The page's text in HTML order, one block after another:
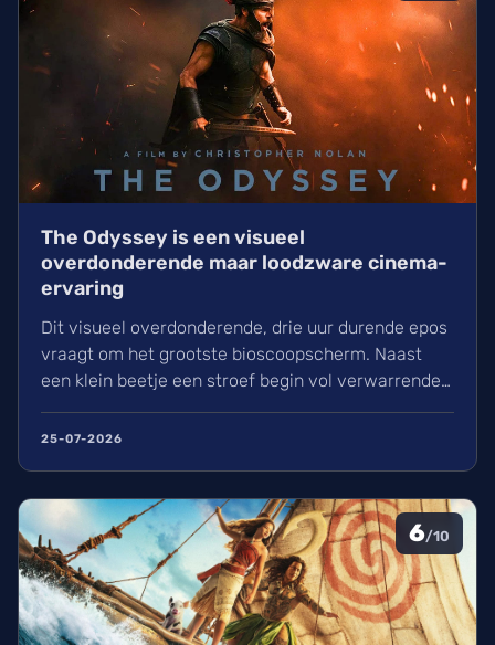
The Odyssey is een visueel
overdonderende maar loodzware cinema-
ervaring
Dit visueel overdonderende, drie uur durende epos
vraagt om het grootste bioscoopscherm. Naast
een klein beetje een stroef begin vol verwarrende
flashbacks en wisselend acteerwerk, evolueert de
film in een indrukwekkend epos vol praktische
25-07-2026
6/10